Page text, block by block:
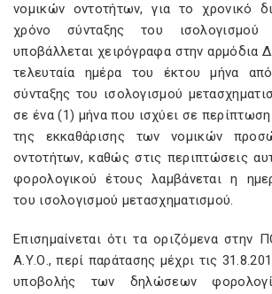
νομικών οντοτήτων, για το χρονικό
χρόνο σύνταξης του ισολογισμού
υποβάλλεται χειρόγραφα στην αρμόδια
τελευταία ημέρα του έκτου μήνα
σύνταξης του ισολογισμού
σε ένα (1) μήνα που ισχύει σε
της εκκαθάρισης των νομικών
οντοτήτων, καθώς στις περιπτώσεις
φορολογικού έτους λαμβάνεται η
του ισολογισμού μετασχηματισμού.
Επισημαίνεται ότι τα οριζόμενα στην
Α.Υ.Ο., περί παράτασης μέχρι τις
υποβολής των δηλώσεων